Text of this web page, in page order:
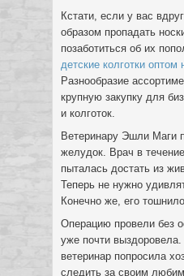
Кстати, если у вас
образом пропадать
позаботиться об их
детские колготки
Разнообразие
крупную закупку для
и колготок.
Ветеринару Эшли Маги
желудок. Врач в
пыталась достать из
Теперь не нужно
Конечно же, его
Операцию провели без
уже почти
ветеринар попросила
следить за своим